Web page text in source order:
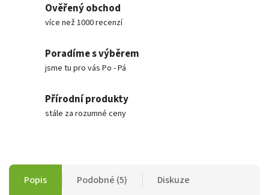
Ověřený obchod
více než 1000 recenzí
Poradíme s výběrem
jsme tu pro vás Po - Pá
Přírodní produkty
stále za rozumné ceny
Popis Podobné (5) Diskuze